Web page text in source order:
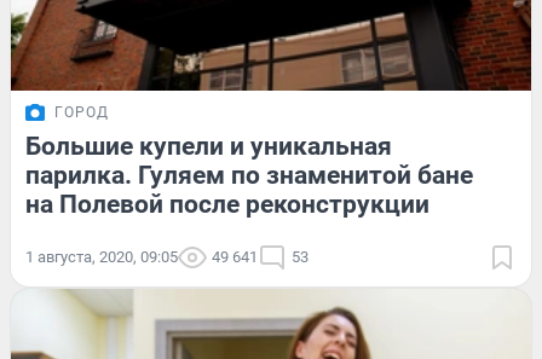
ГОРОД
Большие купели и уникальная
парилка. Гуляем по знаменитой бане
на Полевой после реконструкции
1 августа, 2020, 09:05 49 641 53